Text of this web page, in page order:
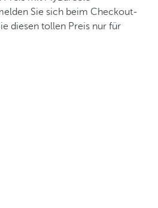
Sie sich beim Checkout-
diesen tollen Preis nur für